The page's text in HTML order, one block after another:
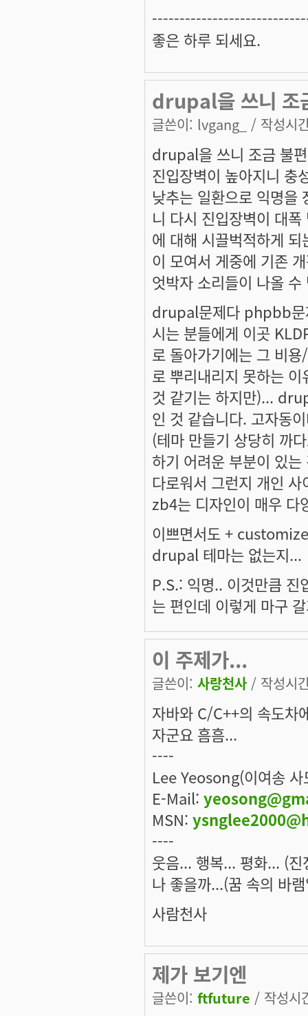
좋은 하루 되세요.
drupal을 쓰니 조
글쓴이: lvgang_ / 작성시
drupal을 쓰니 조금 불
진입장벽이 높아지니 충
낮추는 일환으로 익명을
니 다시 진입장벽이 대
에 대해 시끌벅적하게
이 모여서 게중에 기존
엇박자 소리들이 나올
drupal문제다 phpbb문
시는 분들에게 이곳
로 돌아가기에는 그 비
로 뿌리내리지 못하는
것 같기는 하지만)...
인 것 같습니다. 고자동
(테마 만들기 상당히 까
하기 어려운 부분이 있
다로워서 그런지 개인
zb4는 디자인이 매우 다
이쁘면서도 +
drupal 테마는 없는지...
P.S.: 익명.. 이것만큼 진
는 편인데 이렇게 마구
이 주제가...
글쓴이: 사랑천사 / 작성시
자바와 C/C++의 속도차
자군요 흠흠...
----
Lee Yeosong(이여송 사
E-Mail:
MSN:
----
웃음... 행복... 평화... (
나 좋을까...(꿈 속의 바
사람천사
제가 보기엔
글쓴이: ftfuture / 작성시